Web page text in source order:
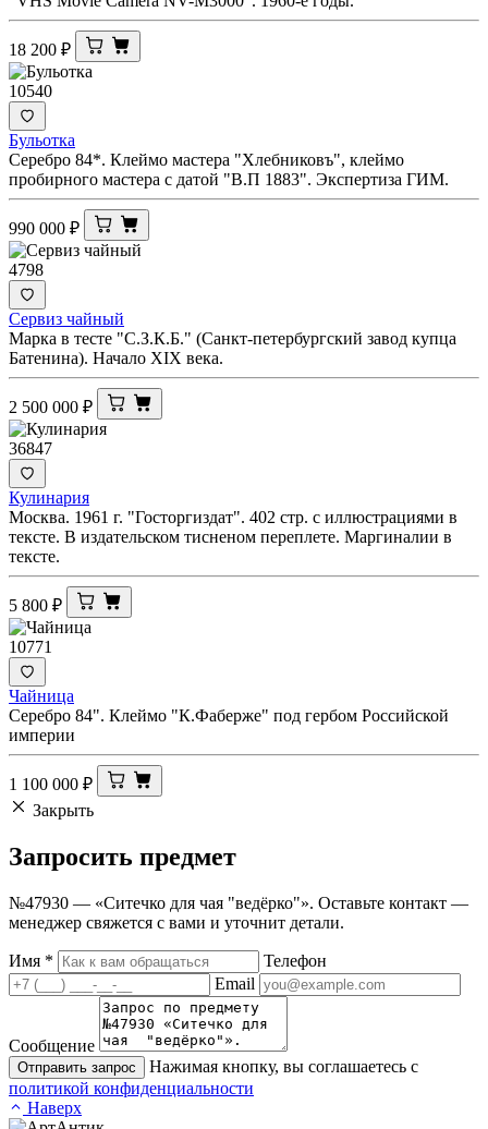
18 200 ₽
10540
Бульотка
Серебро 84*. Клеймо мастера "Хлебниковъ", клеймо
пробирного мастера с датой "В.П 1883". Экспертиза ГИМ.
990 000 ₽
4798
Сервиз чайный
Марка в тесте "С.З.К.Б." (Санкт-петербургский завод купца
Батенина). Начало XIX века.
2 500 000 ₽
36847
Кулинария
Москва. 1961 г. "Госторгиздат". 402 стр. с иллюстрациями в
тексте. В издательском тисненом переплете. Маргиналии в
тексте.
5 800 ₽
10771
Чайница
Серебро 84". Клеймо "К.Фаберже" под гербом Российской
империи
1 100 000 ₽
Закрыть
Запросить предмет
№47930 — «Ситечко для чая "ведёрко"». Оставьте контакт —
менеджер свяжется с вами и уточнит детали.
Имя *
Телефон
Email
Сообщение
Отправить запрос
Нажимая кнопку, вы соглашаетесь с
политикой конфиденциальности
Наверх